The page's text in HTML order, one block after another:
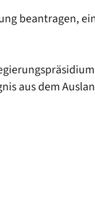
beantragen,
aus dem